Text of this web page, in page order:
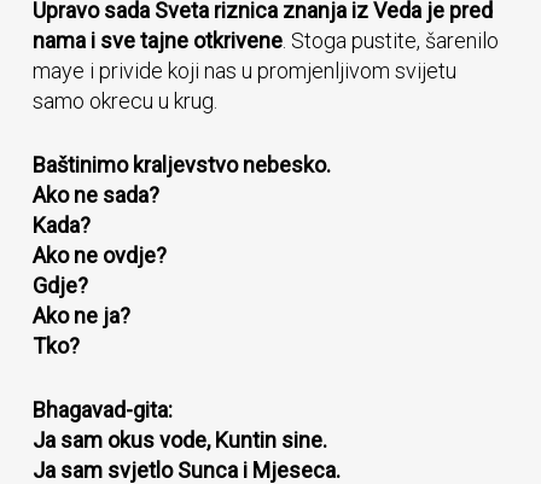
Upravo sada Sveta riznica znanja iz Veda je pred
nama i sve tajne otkrivene. Stoga pustite, šarenilo
maye i privide koji nas u promjenljivom svijetu
samo okrecu u krug.
Baštinimo kraljevstvo nebesko.
Ako ne sada?
Kada?
Ako ne ovdje?
Gdje?
Ako ne ja?
Tko?
Bhagavad-gita:
Ja sam okus vode, Kuntin sine.
Ja sam svjetlo Sunca i Mjeseca.